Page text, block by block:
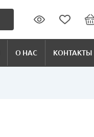
О НАС КОНТАКТЫ